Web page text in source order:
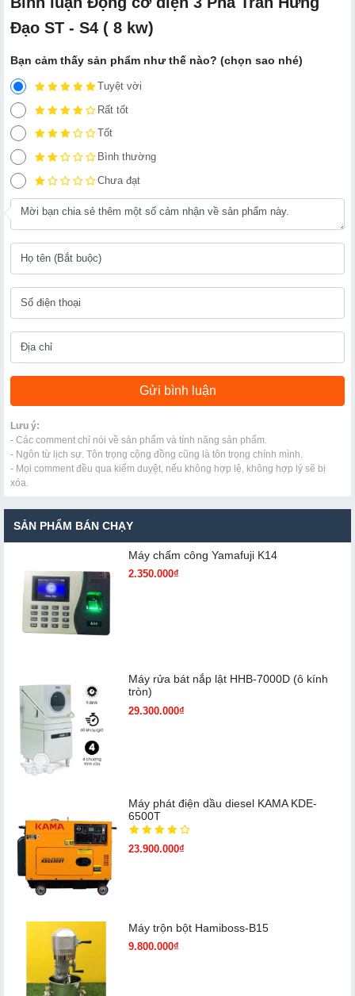
Đạo ST - S4 ( 8 kw)
Bạn cảm thấy sản phẩm như thế nào? (chọn sao nhé)
Tuyệt vời
Rất tốt
Tốt
Bình thường
Chưa đạt
Lưu ý:
- Các comment chỉ nói về sản phẩm và tính năng sản phẩm.
- Ngôn từ lịch sự. Tôn trọng cộng đồng cũng là tôn trọng chính mình.
- Mọi comment đều qua kiểm duyệt, nếu không hợp lệ, không hợp lý sẽ bị
xóa.
SẢN PHẨM BÁN CHẠY
Máy chấm cô​ng Yamafuji K14
2.350.000₫
Máy rửa bát nắp lật HHB-7000D (ô kính
tròn)
29.300.000₫
Máy phát điện dầu diesel KAMA KDE-
6500T
23.900.000₫
Máy trộn bột Hamiboss-B15
9.800.000₫